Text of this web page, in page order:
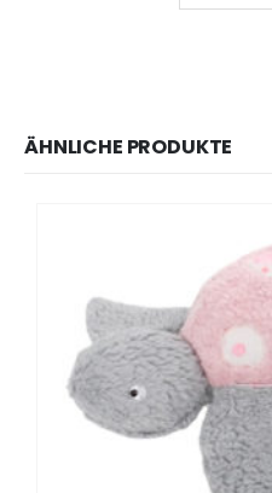
ÄHNLICHE PRODUKTE